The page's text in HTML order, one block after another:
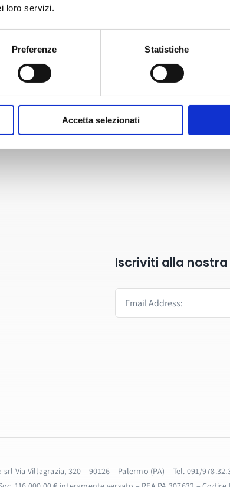
loro servizi.
Preferenze Statistiche
Accetta selezionati
Carta Filigranata
Iscriviti alla
Via Villagrazia, 320 – 90126 – Palermo (PA) – Tel. 091/